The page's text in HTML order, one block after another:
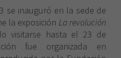
se inauguró en la sede de
la exposición La revolución
visitarse hasta el 23 de
fue organizada en